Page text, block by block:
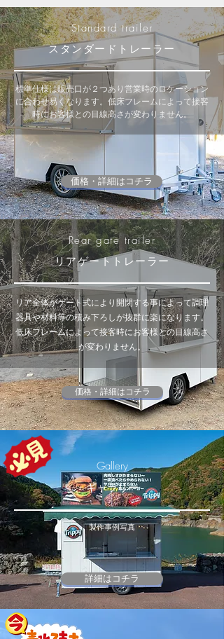
Standard trailer
​スタンダードトレーラー
​​標準仕様は販売口が２つあり営業時のロケーション
に合わせ易くなります。低床フレームによって接客
時にお客様との目線高さが変わりません。
価格・詳細はコチラ
Rear gate trailer
リアゲートトレーラー
リア全体がゲート式により開閉する事によって調理
器具や材料等の積み下ろしが抜群に楽になります。
低床フレームによって接客時にお客様との目線高さ
が変わりません。
価格・詳細はコチラ
Gallery
ギャラリー
​製作事例写真
詳細はコチラ